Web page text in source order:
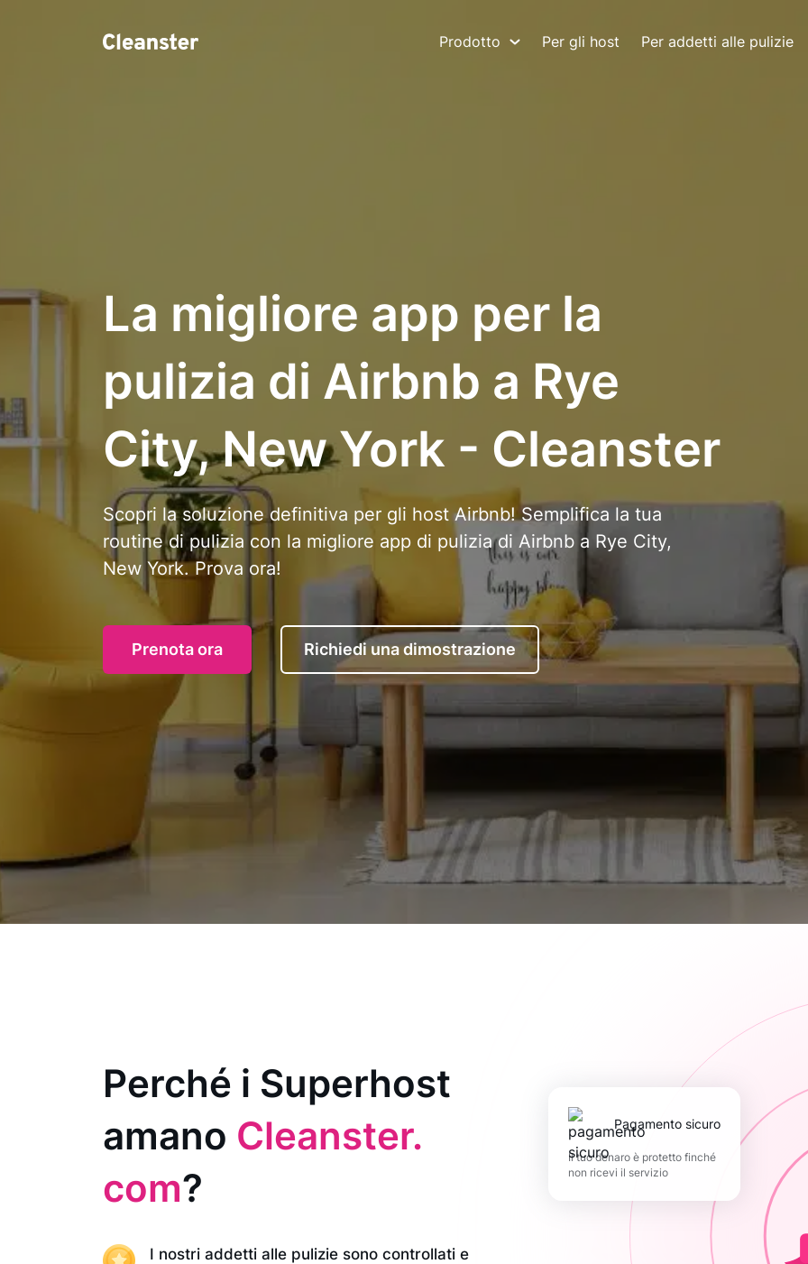
Prodotto Per gli host Per addetti alle pulizie
La migliore app per la
pulizia di Airbnb a Rye
City, New York - Cleanster
Scopri la soluzione definitiva per gli host Airbnb! Semplifica la tua
routine di pulizia con la migliore app di pulizia di Airbnb a Rye City,
New York. Prova ora!
Prenota ora Richiedi una dimostrazione
Perché i Superhost
amano Cleanster.
com?
I nostri addetti alle pulizie sono controllati e
pagamento sicuro
Il tuo denaro è protetto finché
non ricevi il servizio